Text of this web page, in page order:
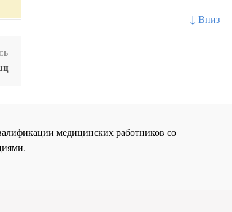
↓ Вниз
медицинских работников со